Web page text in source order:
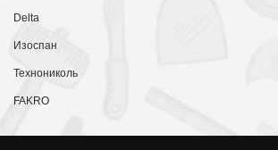
Delta
Изоспан
Технониколь
FAKRO